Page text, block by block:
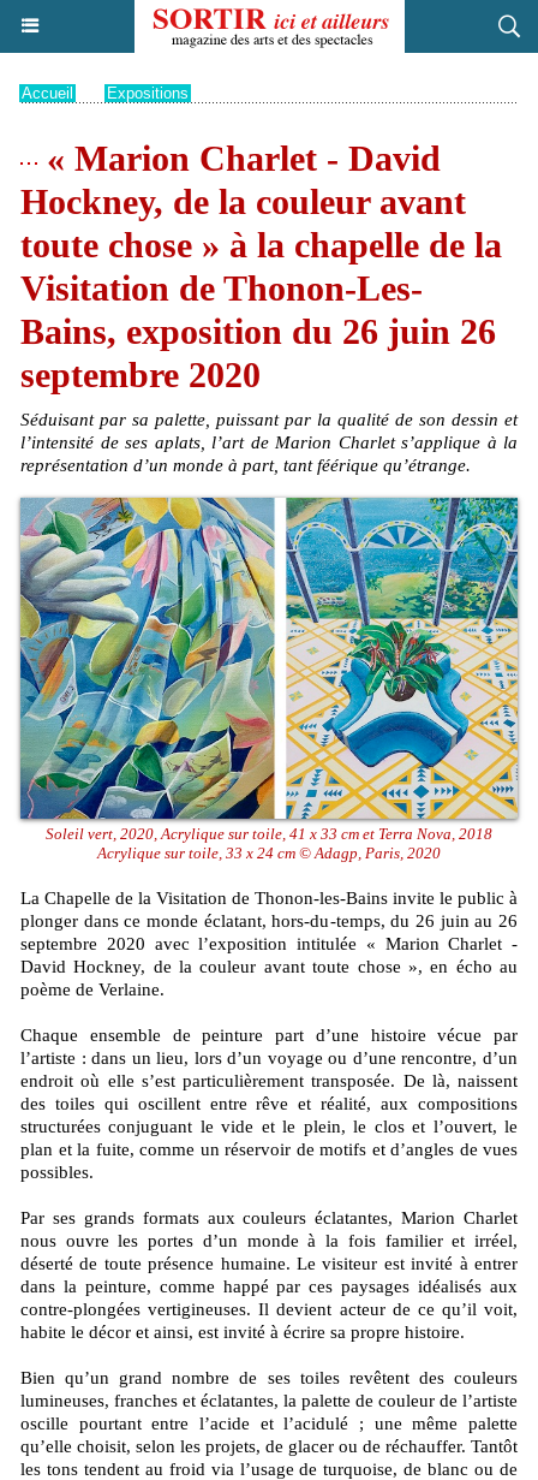
Accueil Expositions
« Marion Charlet - David
Hockney, de la couleur avant
toute chose » à la chapelle de la
Visitation de Thonon-Les-
Bains, exposition du 26 juin 26
septembre 2020
Séduisant par sa palette, puissant par la qualité de son dessin et
l’intensité de ses aplats, l’art de Marion Charlet s’applique à la
représentation d’un monde à part, tant féérique qu’étrange.
Soleil vert, 2020, Acrylique sur toile, 41 x 33 cm et Terra Nova, 2018
Acrylique sur toile, 33 x 24 cm © Adagp, Paris, 2020
La Chapelle de la Visitation de Thonon-les-Bains invite le public à
plonger dans ce monde éclatant, hors-du-temps, du 26 juin au 26
septembre 2020 avec l’exposition intitulée « Marion Charlet -
David Hockney, de la couleur avant toute chose », en écho au
poème de Verlaine.
Chaque ensemble de peinture part d’une histoire vécue par
l’artiste : dans un lieu, lors d’un voyage ou d’une rencontre, d’un
endroit où elle s’est particulièrement transposée. De là, naissent
des toiles qui oscillent entre rêve et réalité, aux compositions
structurées conjuguant le vide et le plein, le clos et l’ouvert, le
plan et la fuite, comme un réservoir de motifs et d’angles de vues
possibles.
Par ses grands formats aux couleurs éclatantes, Marion Charlet
nous ouvre les portes d’un monde à la fois familier et irréel,
déserté de toute présence humaine. Le visiteur est invité à entrer
dans la peinture, comme happé par ces paysages idéalisés aux
contre-plongées vertigineuses. Il devient acteur de ce qu’il voit,
habite le décor et ainsi, est invité à écrire sa propre histoire.
Bien qu’un grand nombre de ses toiles revêtent des couleurs
lumineuses, franches et éclatantes, la palette de couleur de l’artiste
oscille pourtant entre l’acide et l’acidulé ; une même palette
qu’elle choisit, selon les projets, de glacer ou de réchauffer. Tantôt
les tons tendent au froid via l’usage de turquoise, de blanc ou de